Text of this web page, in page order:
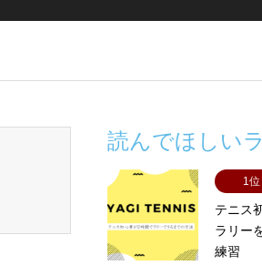
読んでほしい
1位
テニス
ラリー
練習